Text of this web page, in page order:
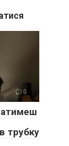
0
трубку